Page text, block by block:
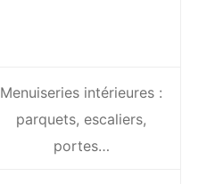
Menuiseries intérieures :
parquets, escaliers,
portes…